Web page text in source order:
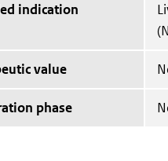
indication
value
phase